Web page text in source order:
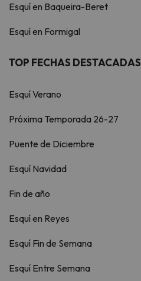
Esquí en Baqueira-Beret
Esquí en Formigal
TOP FECHAS DESTACADAS
Esquí Verano
Próxima Temporada 26-27
Puente de Diciembre
Esquí Navidad
Fin de año
Esquí en Reyes
Esquí Fin de Semana
Esquí Entre Semana